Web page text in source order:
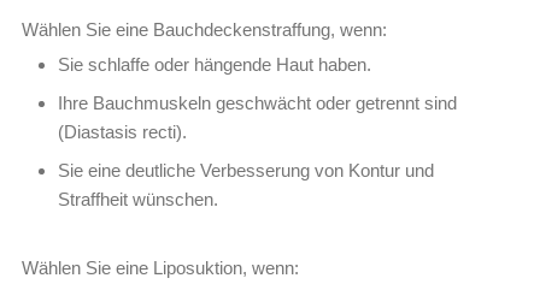
Wählen Sie eine Bauchdeckenstraffung, wenn:
Sie schlaffe oder hängende Haut haben.
Ihre Bauchmuskeln geschwächt oder getrennt sind
(Diastasis recti).
Sie eine deutliche Verbesserung von Kontur und
Straffheit wünschen.
Wählen Sie eine Liposuktion, wenn: